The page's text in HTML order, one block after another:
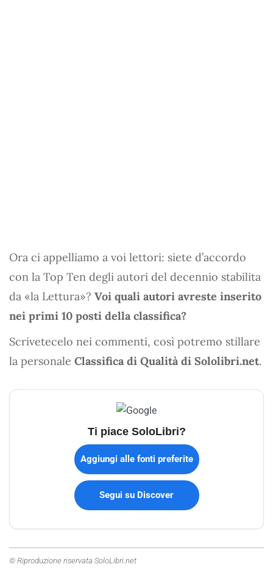
Ora ci appelliamo a voi lettori: siete d’accordo
con la Top Ten degli autori del decennio stabilita
da «la Lettura»? Voi quali autori avreste inserito
nei primi 10 posti della classifica?
Scrivetecelo nei commenti, così potremo stillare
la personale Classifica di Qualità di Sololibri.net.
Ti piace SoloLibri?
Aggiungi alle fonti preferite
Segui su Discover
© Riproduzione riservata SoloLibri.net